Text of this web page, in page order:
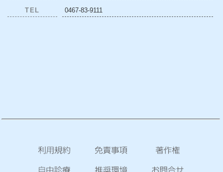
TEL 0467-83-9111